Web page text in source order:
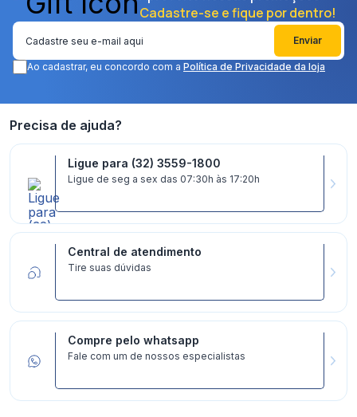
Cadastre-se e fique por dentro!
Enviar
Ao cadastrar, eu concordo com a Política de Privacidade da loja
Precisa de ajuda?
Ligue para (32) 3559-1800
Ligue de seg a sex das 07:30h às 17:20h
Central de atendimento
Tire suas dúvidas
Compre pelo whatsapp
Fale com um de nossos especialistas